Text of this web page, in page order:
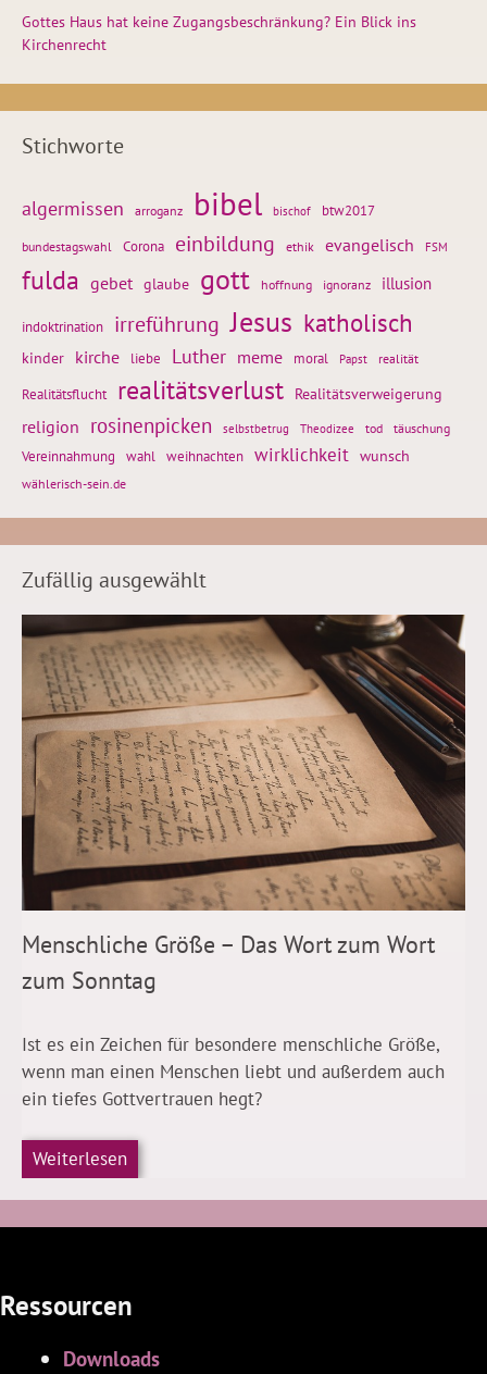
Gottes Haus hat keine Zugangsbeschränkung? Ein Blick ins
Kirchenrecht
Stichworte
algermissen arroganz bibel bischof btw2017
bundestagswahl Corona einbildung ethik evangelisch FSM
fulda gebet glaube gott hoffnung ignoranz illusion
indoktrination irreführung Jesus katholisch
kinder kirche liebe Luther meme moral Papst realität
Realitätsflucht realitätsverlust Realitätsverweigerung
religion rosinenpicken selbstbetrug Theodizee tod täuschung
Vereinnahmung wahl weihnachten wirklichkeit wunsch
wählerisch-sein.de
Zufällig ausgewählt
Menschliche Größe – Das Wort zum Wort
zum Sonntag
Ist es ein Zeichen für besondere menschliche Größe,
wenn man einen Menschen liebt und außerdem auch
ein tiefes Gottvertrauen hegt?
Weiterlesen
Ressourcen
Downloads